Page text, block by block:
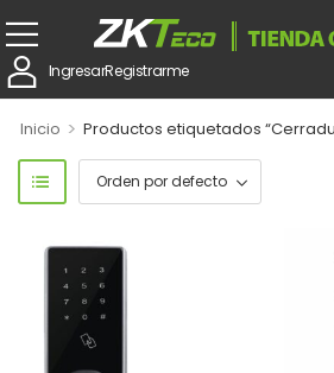
IngresarRegistrarme
Inicio > Productos etiquetados